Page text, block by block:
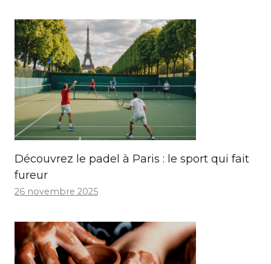
Découvrez le padel à Paris : le sport qui fait
fureur
26 novembre 2025